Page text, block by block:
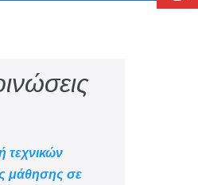
τεχνικών
μάθησης σε